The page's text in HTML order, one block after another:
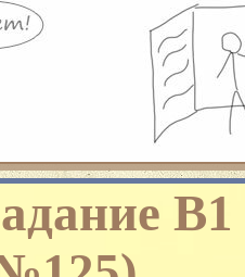
– то вы
вам:
с